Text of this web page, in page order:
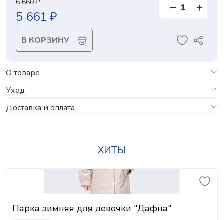
6 660 ₽
5 661 ₽
В КОРЗИНУ
О товаре
Уход
Доставка и оплата
ХИТЫ
Парка зимняя для девочки "Дафна"